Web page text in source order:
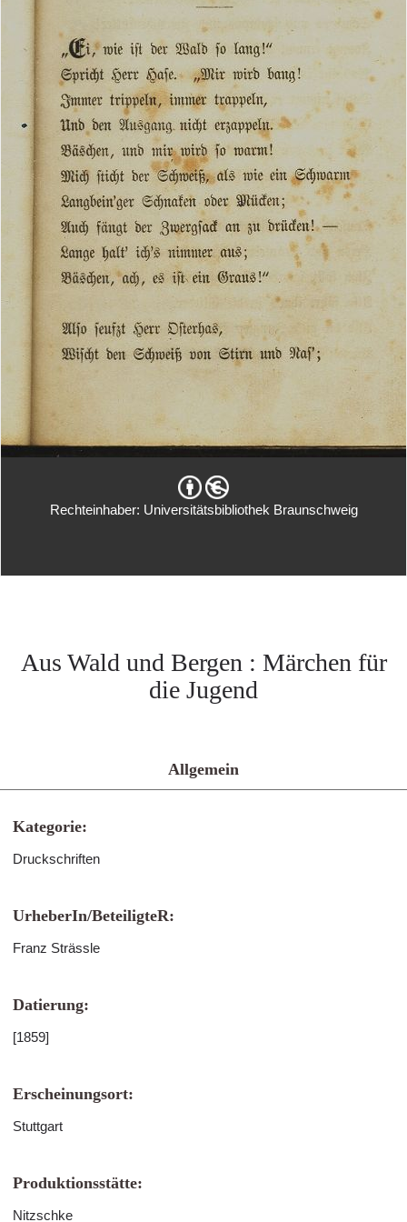
Rechteinhaber: Universitätsbibliothek Braunschweig
Aus Wald und Bergen : Märchen für
die Jugend
Allgemein
Kategorie:
Druckschriften
UrheberIn/BeteiligteR:
Franz Strässle
Datierung:
[1859]
Erscheinungsort:
Stuttgart
Produktionsstätte:
Nitzschke